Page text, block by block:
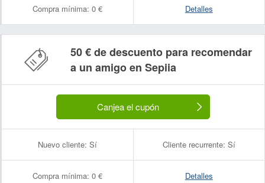
Compra mínima: 0 € Detalles
50 € de descuento para recomendar
a un amigo en Sepiia
Canjea el cupón
Nuevo cliente: Sí Cliente recurrente: Sí
Compra mínima: 0 € Detalles
Nombre:
Correo electrónico: